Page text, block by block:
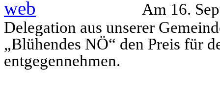
Am 16.
Delegation aus unserer
„Blühendes NÖ“ den Preis für
entgegennehmen.